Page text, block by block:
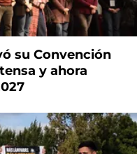
su Convención
y ahora